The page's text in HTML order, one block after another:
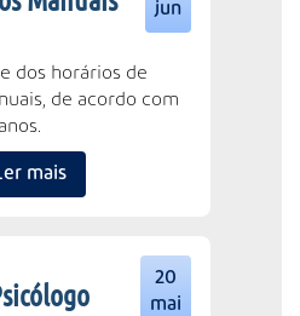
jun
e dos horários de
de acordo com
mais
20
mai